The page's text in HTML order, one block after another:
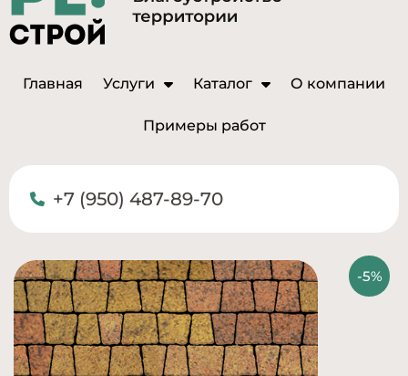
Главная Услуги Каталог О компании
Примеры работ
+7 (950) 487-89-70